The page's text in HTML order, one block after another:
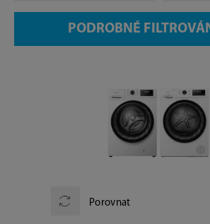
PODROBNÉ
Porovnat